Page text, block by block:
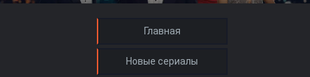
Главная
Новые сериалы